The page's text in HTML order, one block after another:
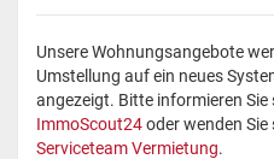
Unsere Wohnungsangebote
Umstellung auf ein neues
angezeigt. Bitte informieren
ImmoScout24oder wenden
Serviceteam Vermietung.